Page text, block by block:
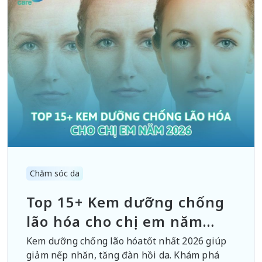
Chăm sóc da
Top 15+ Kem dưỡng chống
lão hóa cho chị em năm
2026
Kem dưỡng chống lão hóatốt nhất 2026 giúp
giảm nếp nhăn, tăng đàn hồi da. Khám phá